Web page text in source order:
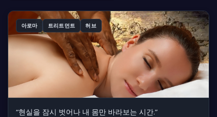
아로마 트리트먼트 허브
“현실을 잠시 벗어나 내 몸만 바라보는 시간.”